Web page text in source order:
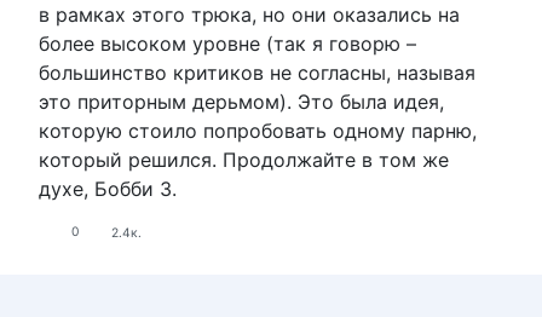
в рамках этого трюка, но они оказались на
более высоком уровне (так я говорю –
большинство критиков не согласны, называя
это приторным дерьмом). Это была идея,
которую стоило попробовать одному парню,
который решился. Продолжайте в том же
духе, Бобби З.
0 2.4к.